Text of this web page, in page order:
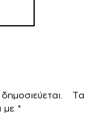
Τα
με *